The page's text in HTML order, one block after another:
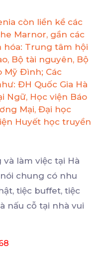
còn liền kề các
Marnor, gần các
Trung tâm hội
Bộ tài nguyên, Bộ
Mỹ Đình; Các
ĐH Quốc Gia Hà
Ngữ, Học viện Báo
Mại, Đại học
Huyết học truyền
làm việc tại Hà
chung có nhu
tiệc buffet, tiệc
nấu cỗ tại nhà vui